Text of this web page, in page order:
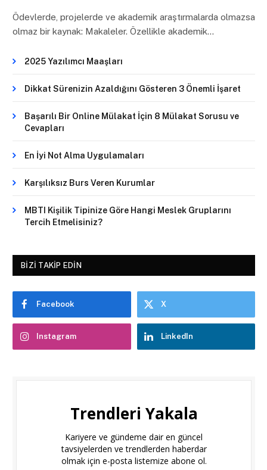
Ödevlerde, projelerde ve akademik araştırmalarda olmazsa
olmaz bir kaynak: Makaleler. Özellikle akademik…
2025 Yazılımcı Maaşları
Dikkat Sürenizin Azaldığını Gösteren 3 Önemli İşaret
Başarılı Bir Online Mülakat İçin 8 Mülakat Sorusu ve
Cevapları
En İyi Not Alma Uygulamaları
Karşılıksız Burs Veren Kurumlar
MBTI Kişilik Tipinize Göre Hangi Meslek Gruplarını
Tercih Etmelisiniz?
BIZI TAKIP EDIN
Facebook X
Instagram LinkedIn
Trendleri Yakala
Kariyere ve gündeme dair en güncel
tavsiyelerden ve trendlerden haberdar
olmak için e-posta listemize abone ol.